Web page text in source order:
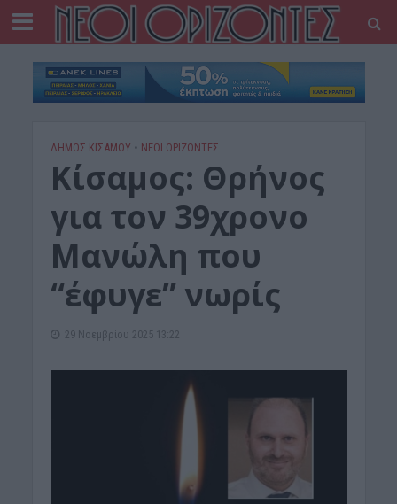
ΔΉΜΟΣ ΚΙΣΆΜΟΥ • ΝΕΟΙ ΟΡΙΖΟΝΤΕΣ
Κίσαμος: Θρήνος
για τον 39χρονο
Μανώλη που
“έφυγε” νωρίς
29 Νοεμβρίου 2025 13:22